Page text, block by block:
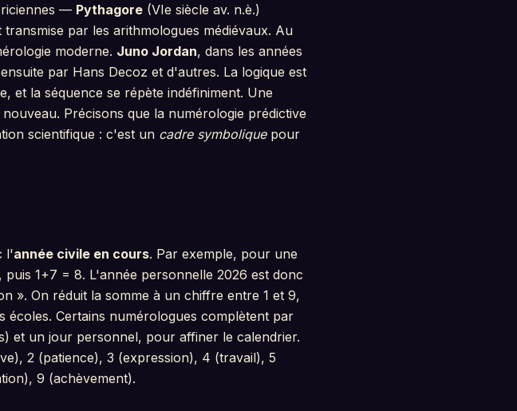
— Pythagore (VIe siècle av. n.è.)
par les arithmologues médiévaux. Au
moderne. Juno Jordan, dans les années
par Hans Decoz et d'autres. La logique est
et la séquence se répète indéfiniment. Une
Précisons que la numérologie prédictive
scientifique : c'est un cadre symboliquepour
l'année civile en cours. Par exemple, pour une
1+7 = 8. L'année personnelle 2026 est donc
». On réduit la somme à un chiffre entre 1 et 9,
écoles. Certains numérologues complètent par
et un jour personnel, pour affiner le calendrier.
2 (patience), 3 (expression), 4 (travail), 5
9 (achèvement).